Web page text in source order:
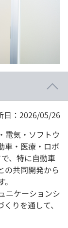
日：2026/05/26
電気・ソフトウ
車・医療・ロボ
、特に自動車
の共同開発から
ニケーションシ
りを通して、